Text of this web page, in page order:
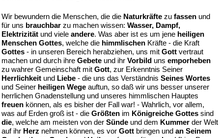
Wir bewundern die Menschen, die die Naturkräfte zu fassen und
für uns brauchbar zu machen wissen: Wasser, Dampf,
Elektrizität und viele andere. Was aber ist es um jene heiligen
Menschen Gottes, welche die himmlischen Kräfte - die Kraft
Gottes - in unseren Bereich herabziehen, uns mit Gott vertraut
machen und durch ihre Gebete und ihr Vorbild uns emporheben
zu wahrer Gemeinschaft mit Gott, zur Erkenntnis Seiner
Herrlichkeit und Liebe - die uns das Verständnis Seines Wortes
und Seiner heiligen Wege auftun, so daß wir uns besser unserer
herrlichen Gnadenstellung und unseres himmlischen Hauptes
freuen können, als es bisher der Fall war! - Wahrlich, vor allem,
was auf Erden groß ist - die Größten im Königreiche Gottes sind
die, welche am meisten von der Sünde und dem Kummer der Welt
auf ihr Herz nehmen können, es vor Gott bringen und an Seinem